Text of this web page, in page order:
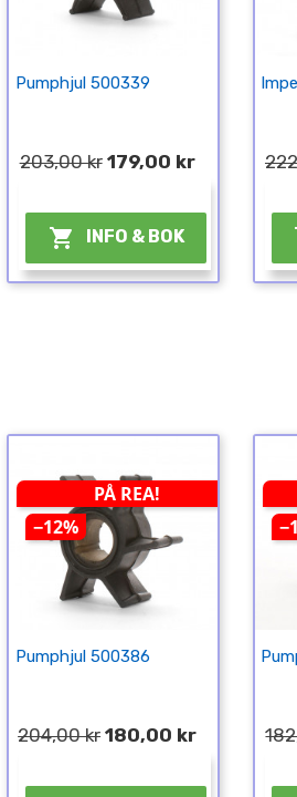
Pumphjul 500339
203,00 kr 179,00 kr
 INFO & BOK
PÅ REA!
−12%
Pumphjul 500386
204,00 kr 180,00 kr